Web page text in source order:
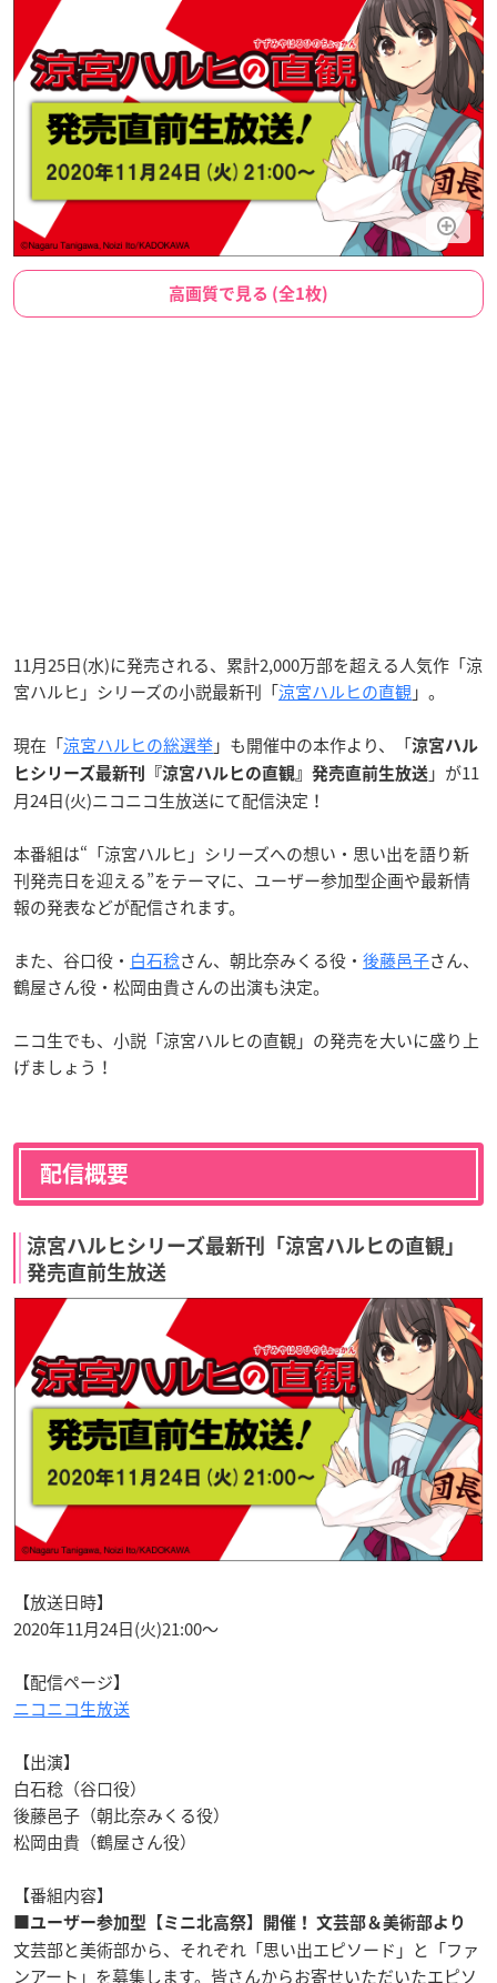
高画質で見る (全1枚)
11月25日(水)に発売される、累計2,000万部を超える人気作「涼
宮ハルヒ」シリーズの小説最新刊「涼宮ハルヒの直観」。
現在「涼宮ハルヒの総選挙」も開催中の本作より、「涼宮ハル
ヒシリーズ最新刊『涼宮ハルヒの直観』発売直前生放送 」が11
月24日(火)ニコニコ生放送にて配信決定！
本番組は“「涼宮ハルヒ」シリーズへの想い・思い出を語り新
刊発売日を迎える”をテーマに、ユーザー参加型企画や最新情
報の発表などが配信されます。
また、谷口役・ 白石稔さん、朝比奈みくる役・ 後藤邑子さん、
鶴屋さん役・松岡由貴さんの出演も決定。
ニコ生でも、小説「涼宮ハルヒの直観」の発売を大いに盛り上
げましょう！
配信概要
涼宮ハルヒシリーズ最新刊「涼宮ハルヒの直観」
発売直前生放送
【放送日時】
2020年11月24日(火)21:00～
【配信ページ】
ニコニコ生放送
【出演】
白石稔（谷口役）
後藤邑子（朝比奈みくる役）
松岡由貴（鶴屋さん役）
【番組内容】
■ユーザー参加型【ミニ北高祭】開催！ 文芸部＆美術部より
文芸部と美術部から、それぞれ「思い出エピソード」と「ファ
ンアート」を募集します。皆さんからお寄せいただいたエピソ